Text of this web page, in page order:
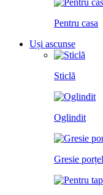
Pentru casa
Uși ascunse
Sticlă
Oglindit
Gresie